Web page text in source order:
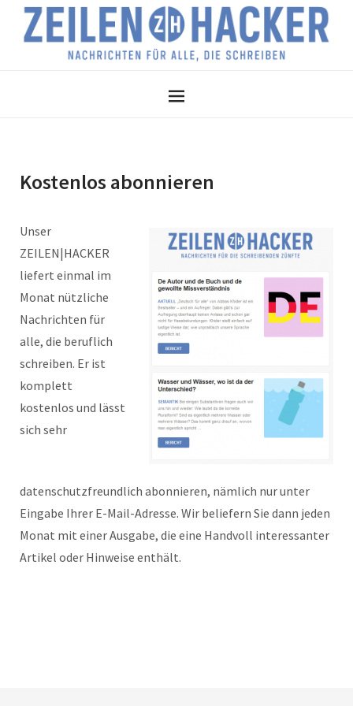
Kostenlos abonnieren
Unser
ZEILEN|HACKER
liefert einmal im
Monat nützliche
Nachrichten für
alle, die beruflich
schreiben. Er ist
komplett
kostenlos und lässt
sich sehr
datenschutzfreundlich abonnieren, nämlich nur unter
Eingabe Ihrer E-Mail-Adresse. Wir beliefern Sie dann jeden
Monat mit einer Ausgabe, die eine Handvoll interessanter
Artikel oder Hinweise enthält.